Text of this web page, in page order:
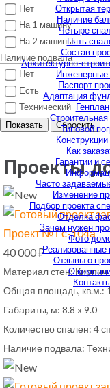
Открытая
Наличие
Четыре
Пять
Состав
Архитектурно-
Инженерные
Паспорт
Адаптация
Генплан
Типовой
Как
Гарантии и
Часто
Изменение
Подбор проекта
Отделка
Зачем нужен
Фото
Реализованные
Отзывы о
О
Нет
На 1 машину
На 2 машины
Наличие подвала
Нет
Есть
Технический
Показать Сбросить
Проекты
Проект № Гс-104а
40 000 ₽
Материал стен: Кирпич
Общая площадь, кв.м.:
Габариты, м: 8.8 х 9.0
Количество спален: 4
Наличие подвала: